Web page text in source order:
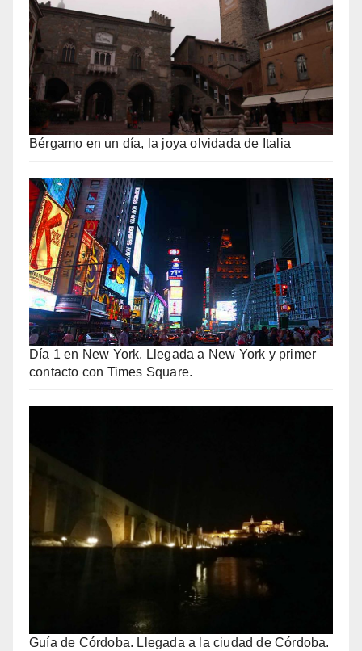
Bérgamo en un día, la joya olvidada de Italia
Día 1 en New York. Llegada a New York y primer
contacto con Times Square.
Guía de Córdoba. Llegada a la ciudad de Córdoba.